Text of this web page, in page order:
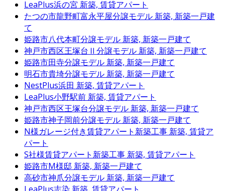
LeaPlus浜の宮 新築, 賃貸アパート
たつの市龍野町富永平屋分譲モデル 新築, 新築一戸建
て
姫路市八代本町分譲モデル 新築, 新築一戸建て
神戸市西区王塚台Ⅱ分譲モデル 新築, 新築一戸建て
姫路市田寺分譲モデル 新築, 新築一戸建て
明石市貴埼分譲モデル 新築, 新築一戸建て
NestPlus浜田 新築, 賃貸アパート
LeaPlus小野駅前 新築, 賃貸アパート
神戸市西区王塚台分譲モデル 新築, 新築一戸建て
姫路市神子岡前分譲モデル 新築, 新築一戸建て
N様ガレージ付き賃貸アパート新築工事 新築, 賃貸ア
パート
S社様賃貸アパート新築工事 新築, 賃貸アパート
姫路市M様邸 新築, 新築一戸建て
高砂市神爪分譲モデル 新築, 新築一戸建て